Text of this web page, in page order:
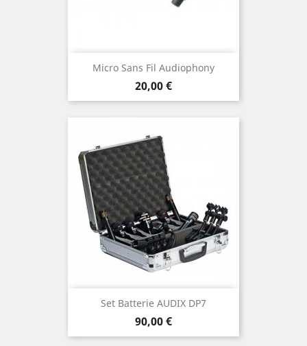
Micro Sans Fil Audiophony
Prix
20,00 €
Set Batterie AUDIX DP7
Prix
90,00 €